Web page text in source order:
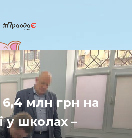
млн грн на
у школах –